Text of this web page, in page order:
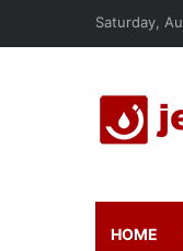
Saturday,
HOME